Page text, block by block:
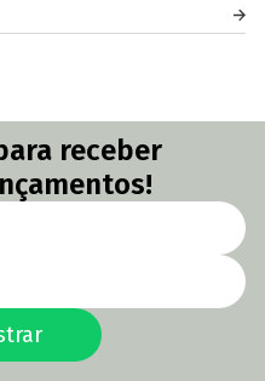
receber